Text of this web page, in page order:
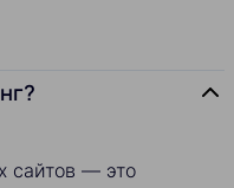
сайтов — это